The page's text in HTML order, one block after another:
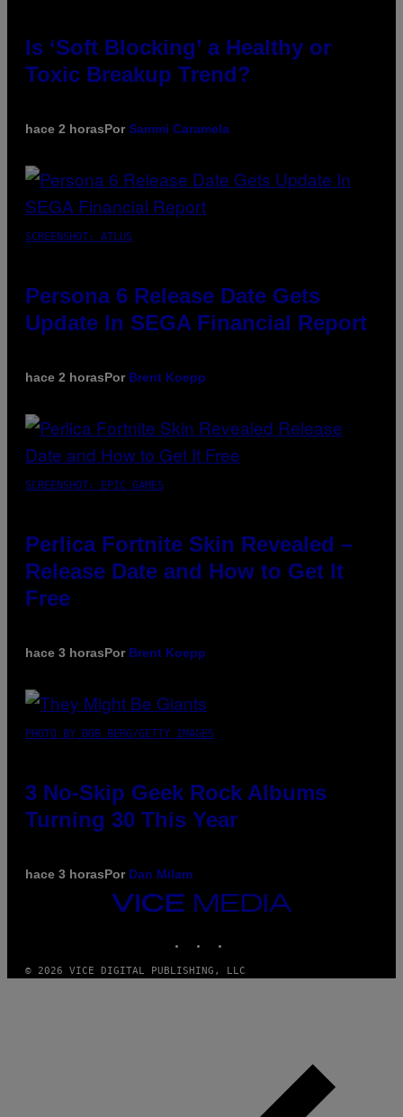
Is ‘Soft Blocking’ a Healthy or
Toxic Breakup Trend?
hace 2 horasPorSammi Caramela
SCREENSHOT: ATLUS
Persona 6 Release Date Gets
Update In SEGA Financial Report
hace 2 horasPor Brent Koepp
SCREENSHOT: EPIC GAMES
Perlica Fortnite Skin Revealed –
Release Date and How to Get It
Free
hace 3 horasPor Brent Koepp
PHOTO BY BOB BERG/GETTY IMAGES
3 No-Skip Geek Rock Albums
Turning 30 This Year
hace 3 horasPor Dan Milam
VICE
MEDIA
© 2026 VICE DIGITAL PUBLISHING, LLC